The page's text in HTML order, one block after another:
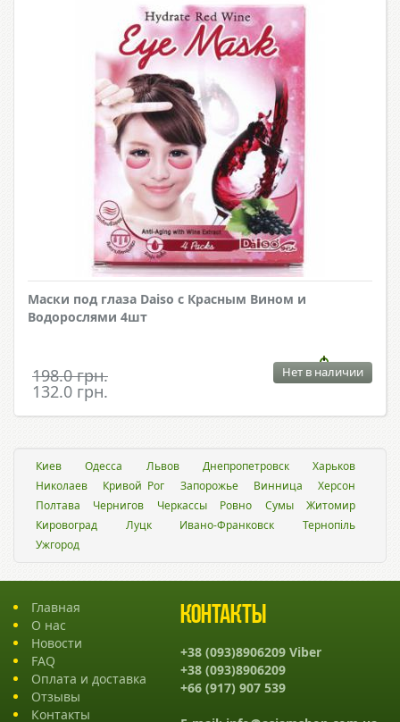
Маски под глаза Daiso с Красным Вином и
Водорослями 4шт
198.0 грн.
132.0 грн.
Нет в наличии
Киев Одесса Львов Днепропетровск
Харьков
Николаев
Кривой Рог Запорожье Винница
Херсон
Полтава
Чернигов Черкассы Ровно Сумы
Житомир
Кировоград
Луцк Ивано-Франковск
Тернопіль
Ужгород
Главная
О нас
Новости
FAQ
Оплата и доставка
Отзывы
Контакты
Контакты
+38 (093)8906209 Viber
+38 (093)8906209
+66 (917) 907 539